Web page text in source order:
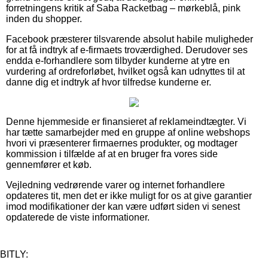
forretningens kritik af Saba Racketbag – mørkeblå, pink
inden du shopper.
Facebook præsterer tilsvarende absolut habile muligheder
for at få indtryk af e-firmaets troværdighed. Derudover ses
endda e-forhandlere som tilbyder kunderne at ytre en
vurdering af ordreforløbet, hvilket også kan udnyttes til at
danne dig et indtryk af hvor tilfredse kunderne er.
Denne hjemmeside er finansieret af reklameindtægter. Vi
har tætte samarbejder med en gruppe af online webshops
hvori vi præsenterer firmaernes produkter, og modtager
kommission i tilfælde af at en bruger fra vores side
gennemfører et køb.
Vejledning vedrørende varer og internet forhandlere
opdateres tit, men det er ikke muligt for os at give garantier
imod modifikationer der kan være udført siden vi senest
opdaterede de viste informationer.
BITLY: